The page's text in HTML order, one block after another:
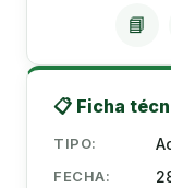
📘
📋 Ficha
TIPO:
FECHA: